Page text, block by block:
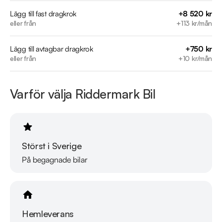
Övrig information om bilen:
Årsskatt: Endast 5847kr
Vid blandad körning är förbrukning endast 7,7 l/100km
Besiktigad till och med 2026-05-31
Möjlighet till 12-60 månaders garanti
Besök
https://www.riddermarkbil.se/kopa-bil/mercedes-
för att:
. Se närbilder och film på bilen
. Reservera bilen direkt online
. Få mer info om utrustning och tillval
Riddermark Bil Trygghetsleasing
Med Riddermark Bil Trygghetsleasing får du fullständig
Lägg till fast dragkrok
eller från
+8 520 kr
+113 kr/mån
Lägg till avtagbar dragkrok
eller från
+750 kr
+10 kr/mån
Varför välja Riddermark Bil
Störst i Sverige
På begagnade bilar
Hemleverans